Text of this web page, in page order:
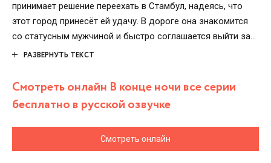
принимает решение переехать в Стамбул, надеясь, что
этот город принесёт ей удачу. В дороге она знакомится
со статусным мужчиной и быстро соглашается выйти за
него замуж. Могла ли она подозревать, что в доме
умиротворение, а новые испытания и запретную любовь?
РАЗВЕРНУТЬ ТЕКСТ
Смотреть онлайн В конце ночи все серии
бесплатно в русской озвучке
Смотреть онлайн